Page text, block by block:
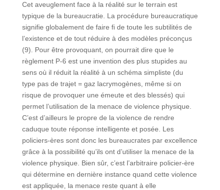
Cet aveuglement face à la réalité sur le terrain est
typique de la bureaucratie. La procédure bureaucratique
signifie globalement de faire fi de toute les subtilités de
l’existence et de tout réduire à des modèles préconçus
(9). Pour être provoquant, on pourrait dire que le
règlement P-6 est une invention des plus stupides au
sens où il réduit la réalité à un schéma simpliste (du
type pas de trajet = gaz lacrymogènes, même si on
risque de provoquer une émeute et des blessés) qui
permet l’utilisation de la menace de violence physique.
C’est d’ailleurs le propre de la violence de rendre
caduque toute réponse intelligente et posée. Les
policiers-ères sont donc les bureaucrates par excellence
grâce à la possibilité qu’ils ont d’utiliser la menace de la
violence physique. Bien sûr, c’est l’arbitraire policier-ère
qui détermine en dernière instance quand cette violence
est appliquée, la menace reste quant à elle